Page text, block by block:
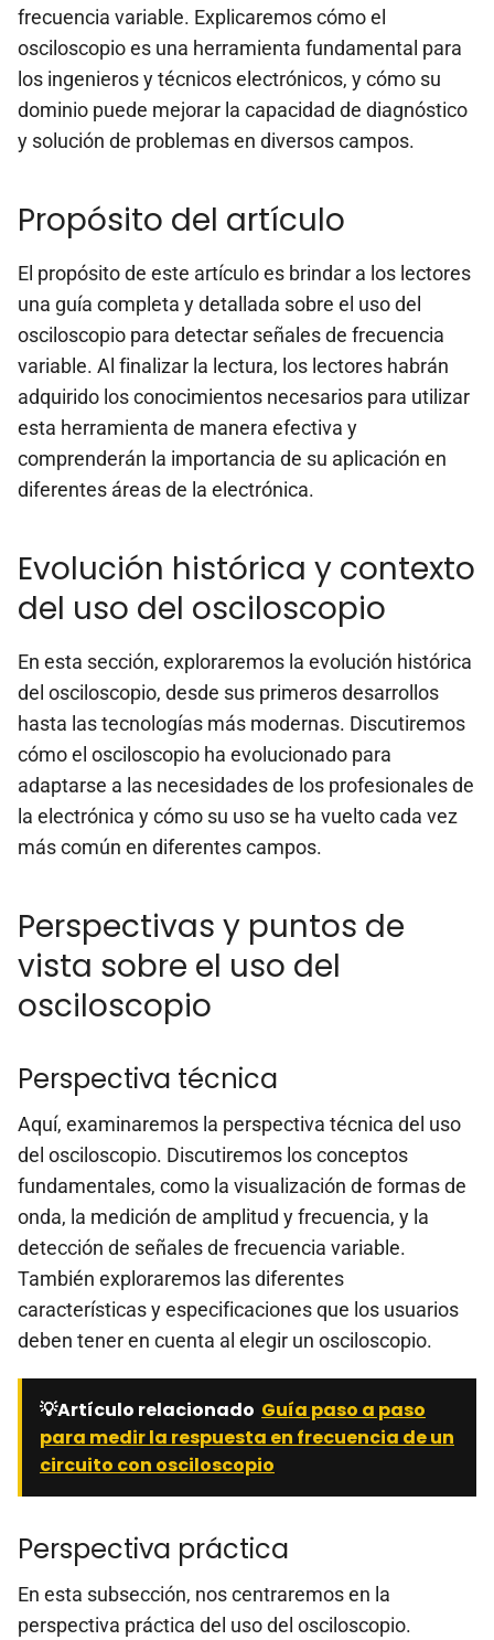
frecuencia variable. Explicaremos cómo el
osciloscopio es una herramienta fundamental para
los ingenieros y técnicos electrónicos, y cómo su
dominio puede mejorar la capacidad de diagnóstico
y solución de problemas en diversos campos.
Propósito del artículo
El propósito de este artículo es brindar a los lectores
una guía completa y detallada sobre el uso del
osciloscopio para detectar señales de frecuencia
variable. Al finalizar la lectura, los lectores habrán
adquirido los conocimientos necesarios para utilizar
esta herramienta de manera efectiva y
comprenderán la importancia de su aplicación en
diferentes áreas de la electrónica.
Evolución histórica y contexto
del uso del osciloscopio
En esta sección, exploraremos la evolución histórica
del osciloscopio, desde sus primeros desarrollos
hasta las tecnologías más modernas. Discutiremos
cómo el osciloscopio ha evolucionado para
adaptarse a las necesidades de los profesionales de
la electrónica y cómo su uso se ha vuelto cada vez
más común en diferentes campos.
Perspectivas y puntos de
vista sobre el uso del
osciloscopio
Perspectiva técnica
Aquí, examinaremos la perspectiva técnica del uso
del osciloscopio. Discutiremos los conceptos
fundamentales, como la visualización de formas de
onda, la medición de amplitud y frecuencia, y la
detección de señales de frecuencia variable.
También exploraremos las diferentes
características y especificaciones que los usuarios
deben tener en cuenta al elegir un osciloscopio.
💡Artículo relacionado Guía paso a paso
para medir la respuesta en frecuencia de un
circuito con osciloscopio
Perspectiva práctica
En esta subsección, nos centraremos en la
perspectiva práctica del uso del osciloscopio.